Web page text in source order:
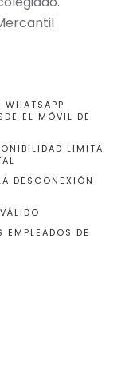
EL MÓVIL DE
LIMITA
DESCONEXIÓN
DE